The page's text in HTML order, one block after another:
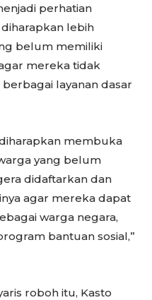
perhatian
lebih
belum memiliki
mereka tidak
layanan dasar
membuka
yang belum
didaftarkan dan
agar mereka dapat
warga negara,
bantuan sosial,”
roboh itu, Kasto